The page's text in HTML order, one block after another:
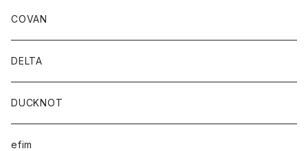
COVAN
DELTA
DUCKNOT
efim